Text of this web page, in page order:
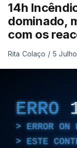
14h
dominado,
com os
Rita Colaço / 5
ERRO
ERROR ON
ESTE